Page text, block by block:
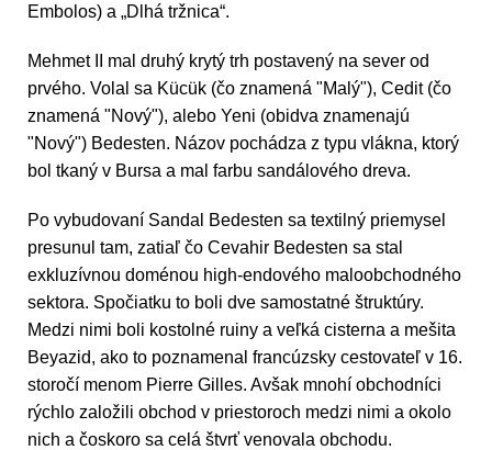
Embolos) a „Dlhá tržnica“.
Mehmet II mal druhý krytý trh postavený na sever od
prvého. Volal sa Kücük (čo znamená "Malý"), Cedit (čo
znamená "Nový"), alebo Yeni (obidva znamenajú
"Nový") Bedesten. Názov pochádza z typu vlákna, ktorý
bol tkaný v Bursa a mal farbu sandálového dreva.
Po vybudovaní Sandal Bedesten sa textilný priemysel
presunul tam, zatiaľ čo Cevahir Bedesten sa stal
exkluzívnou doménou high-endového maloobchodného
sektora. Spočiatku to boli dve samostatné štruktúry.
Medzi nimi boli kostolné ruiny a veľká cisterna a mešita
Beyazid, ako to poznamenal francúzsky cestovateľ v 16.
storočí menom Pierre Gilles. Avšak mnohí obchodníci
rýchlo založili obchod v priestoroch medzi nimi a okolo
nich a čoskoro sa celá štvrť venovala obchodu.